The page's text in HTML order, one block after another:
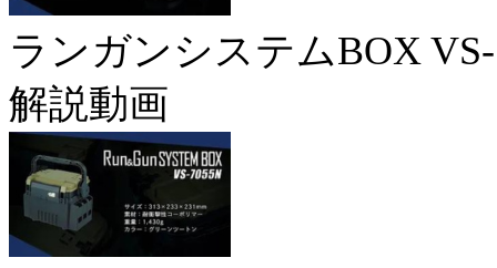
ランガンシステムBOX
解説動画